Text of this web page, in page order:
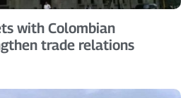
with Colombian
trade relations